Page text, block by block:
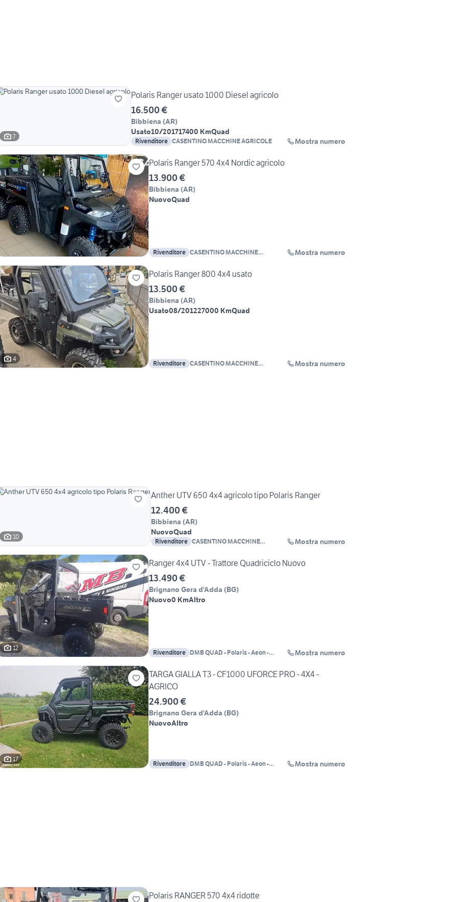
7
Polaris Ranger usato 1000 Diesel agricolo
16.500 €
Bibbiena (AR)
Usato10/201717400 KmQuad
Rivenditore CASENTINO MACCHINE AGRICOLE Mostra numero
Polaris Ranger 570 4x4 Nordic agricolo
13.900 €
Bibbiena (AR)
NuovoQuad
Rivenditore CASENTINO MACCHINE
Mostra numero
4
Polaris Ranger 800 4x4 usato
13.500 €
Bibbiena (AR)
Usato08/201227000 KmQuad
Rivenditore CASENTINO MACCHINE
Mostra numero
10
Anther UTV 650 4x4 agricolo tipo Polaris Ranger
12.400 €
Bibbiena (AR)
NuovoQuad
Rivenditore CASENTINO MACCHINE
Mostra numero
12
Ranger 4x4 UTV - Trattore Quadriciclo Nuovo
13.490 €
Brignano Gera d'Adda (BG)
Nuovo0 KmAltro
Rivenditore DMB QUAD - Polaris - Aeon -
Mostra numero
17
TARGA GIALLA T3 - CF1000 UFORCE PRO - 4X4 -
AGRICO
24.900 €
Brignano Gera d'Adda (BG)
NuovoAltro
Rivenditore DMB QUAD - Polaris - Aeon -
Mostra numero
Polaris RANGER 570 4x4 ridotte